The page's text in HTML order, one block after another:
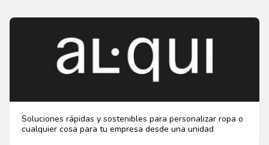
Soluciones rápidas y sostenibles para personalizar ropa o
cualquier cosa para tu empresa desde una unidad